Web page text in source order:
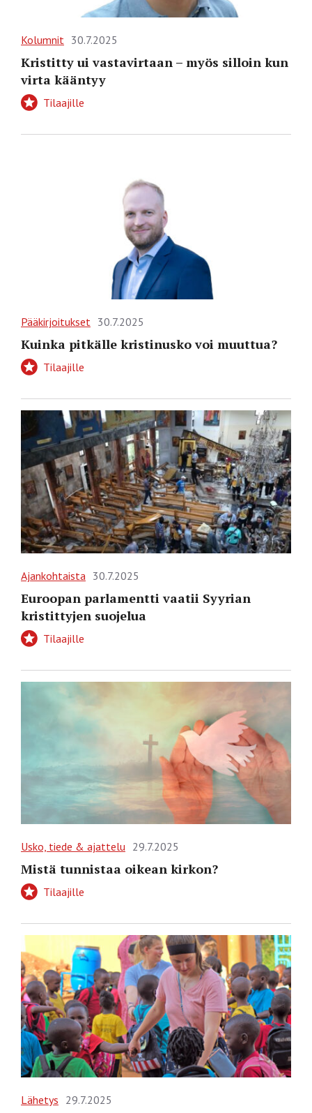
Kolumnit 30.7.2025
Kristitty ui vastavirtaan – myös silloin kun
virta kääntyy
Tilaajille
Pääkirjoitukset 30.7.2025
Kuinka pitkälle kristinusko voi muuttua?
Tilaajille
Ajankohtaista 30.7.2025
Euroopan parlamentti vaatii Syyrian
kristittyjen suojelua
Tilaajille
Usko, tiede & ajattelu 29.7.2025
Mistä tunnistaa oikean kirkon?
Tilaajille
Lähetys 29.7.2025